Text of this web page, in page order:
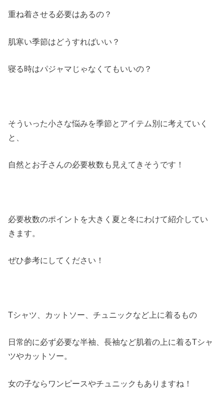
重ね着させる必要はあるの？
肌寒い季節はどうすればいい？
寝る時はパジャマじゃなくてもいいの？
そういった小さな悩みを季節とアイテム別に考えていく
と、
自然とお子さんの必要枚数も見えてきそうです！
必要枚数のポイントを大きく夏と冬にわけて紹介してい
きます。
ぜひ参考にしてください！
Tシャツ、カットソー、チュニックなど上に着るもの
日常的に必ず必要な半袖、長袖など肌着の上に着るTシャ
ツやカットソー。
女の子ならワンピースやチュニックもありますね！